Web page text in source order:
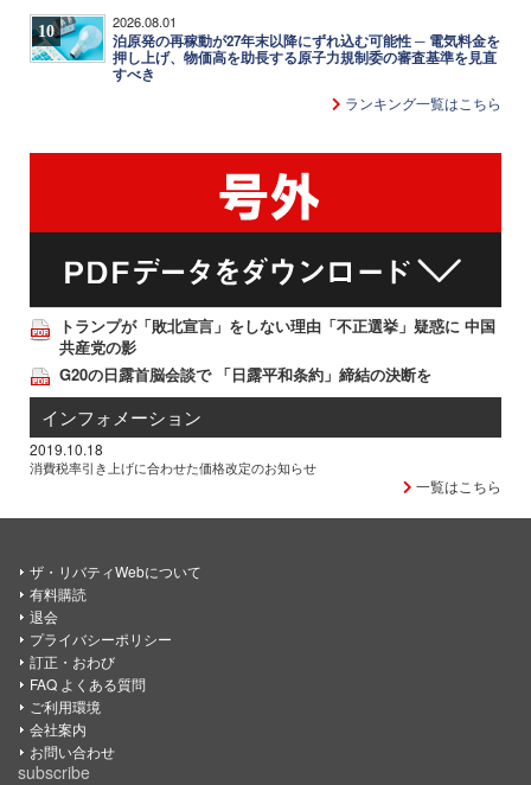
10 2026.08.01
泊原発の再稼動が27年末以降にずれ込む可能性 ─ 電気料金を
押し上げ、物価高を助長する原子力規制委の審査基準を見直
すべき
ランキング一覧はこちら
トランプが「敗北宣言」をしない理由「不正選挙」疑惑に 中国
共産党の影
G20の日露首脳会談で 「日露平和条約」締結の決断を
インフォメーション
2019.10.18
消費税率引き上げに合わせた価格改定のお知らせ
一覧はこちら
ザ・リバティWebについて
有料購読
退会
プライバシーポリシー
訂正・おわび
FAQ よくある質問
ご利用環境
会社案内
お問い合わせ
subscribe